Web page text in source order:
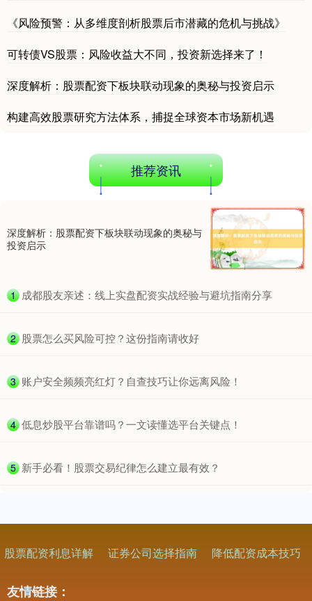
《风险预警：从多维度剖析股票后市潜藏的危机与挑战》
可转债VS股票：风险收益大不同，投资新选择来了！
深度解析：股票配资下板块联动现象的奥秘与投资启示
构建高效股票研究方法体系，捕捉全球资本市场新机遇
推荐资讯
深度解析：股票配资下板块联动现象的奥秘与
投资启示
1 ​成都股友亲述：线上实盘配资实战经验与避坑指南分享
2 ​股票怎么买风险可控？这份指南请收好
3 ​账户安全频频亮红灯？自查技巧让你远离风险！
4 ​低息炒股平台靠谱吗？一文读懂选平台关键点！
5 ​新手必看！股票交易纪律怎么建立最有效？
股票配资利息详解 证券公司选择指南 降低配资成本技巧
友情链接：